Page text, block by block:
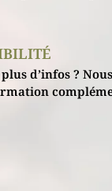
plus d’infos ?